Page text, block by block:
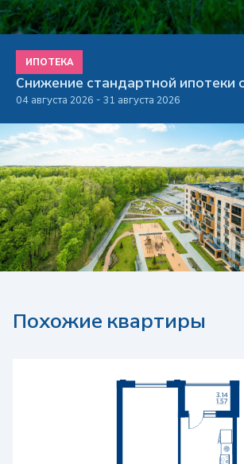
ИПОТЕКА
Снижение стандартной ипотеки
04 августа 2026 - 31 августа 2026
Похожие квартиры